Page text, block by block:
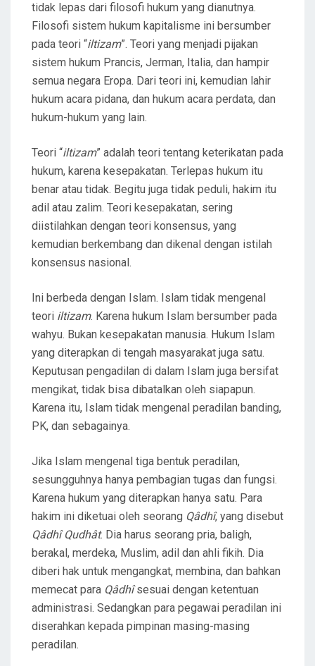
tidak lepas dari filosofi hukum yang dianutnya.
Filosofi sistem hukum kapitalisme ini bersumber
pada teori “iltizam”. Teori yang menjadi pijakan
sistem hukum Prancis, Jerman, Italia, dan hampir
semua negara Eropa. Dari teori ini, kemudian lahir
hukum acara pidana, dan hukum acara perdata, dan
hukum-hukum yang lain.
Teori “iltizam” adalah teori tentang keterikatan pada
hukum, karena kesepakatan. Terlepas hukum itu
benar atau tidak. Begitu juga tidak peduli, hakim itu
adil atau zalim. Teori kesepakatan, sering
diistilahkan dengan teori konsensus, yang
kemudian berkembang dan dikenal dengan istilah
konsensus nasional.
Ini berbeda dengan Islam. Islam tidak mengenal
teori iltizam. Karena hukum Islam bersumber pada
wahyu. Bukan kesepakatan manusia. Hukum Islam
yang diterapkan di tengah masyarakat juga satu.
Keputusan pengadilan di dalam Islam juga bersifat
mengikat, tidak bisa dibatalkan oleh siapapun.
Karena itu, Islam tidak mengenal peradilan banding,
PK, dan sebagainya.
Jika Islam mengenal tiga bentuk peradilan,
sesungguhnya hanya pembagian tugas dan fungsi.
Karena hukum yang diterapkan hanya satu. Para
hakim ini diketuai oleh seorang Qâdhî, yang disebut
Qâdhî Qudhât. Dia harus seorang pria, baligh,
berakal, merdeka, Muslim, adil dan ahli fikih. Dia
diberi hak untuk mengangkat, membina, dan bahkan
memecat para Qâdhîsesuai dengan ketentuan
administrasi. Sedangkan para pegawai peradilan ini
diserahkan kepada pimpinan masing-masing
peradilan.